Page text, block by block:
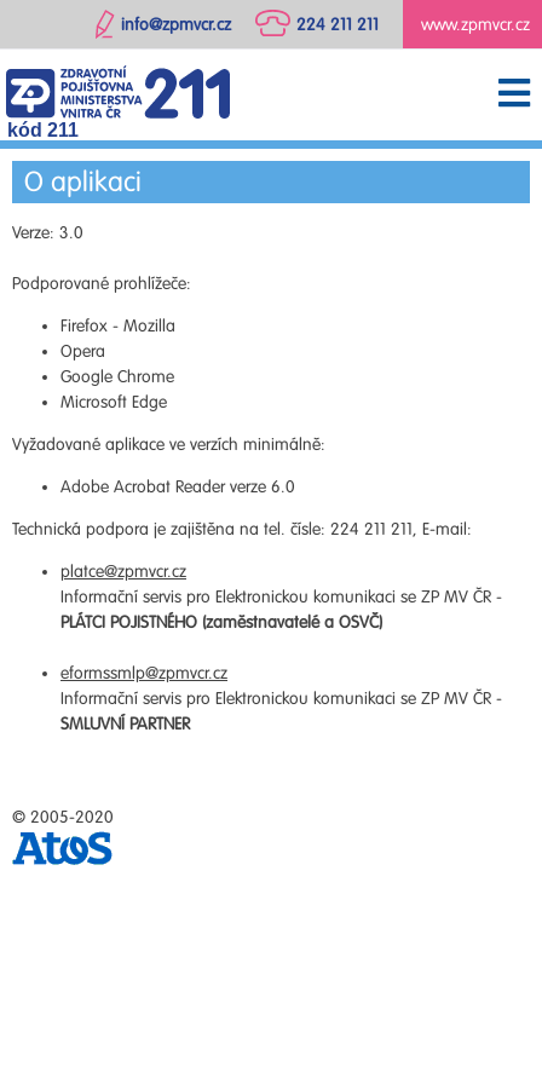
www.zpmvcr.cz
224 211 211
info@zpmvcr.cz
kód 211
O aplikaci
Verze: 3.0
Podporované prohlížeče:
Firefox - Mozilla
Opera
Google Chrome
Microsoft Edge
Vyžadované aplikace ve verzích minimálně:
Adobe Acrobat Reader verze 6.0
Technická podpora je zajištěna na tel. čísle: 224 211 211, E-mail:
platce@zpmvcr.cz
Informační servis pro Elektronickou komunikaci se ZP MV ČR -
PLÁTCI POJISTNÉHO (zaměstnavatelé a OSVČ)
eformssmlp@zpmvcr.cz
Informační servis pro Elektronickou komunikaci se ZP MV ČR -
SMLUVNÍ PARTNER
© 2005-2020